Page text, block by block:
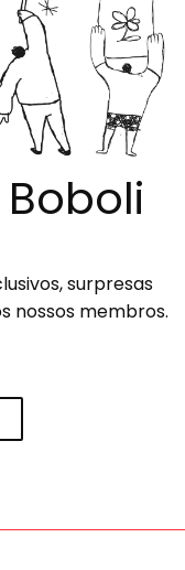
surpresas
nossos membros.